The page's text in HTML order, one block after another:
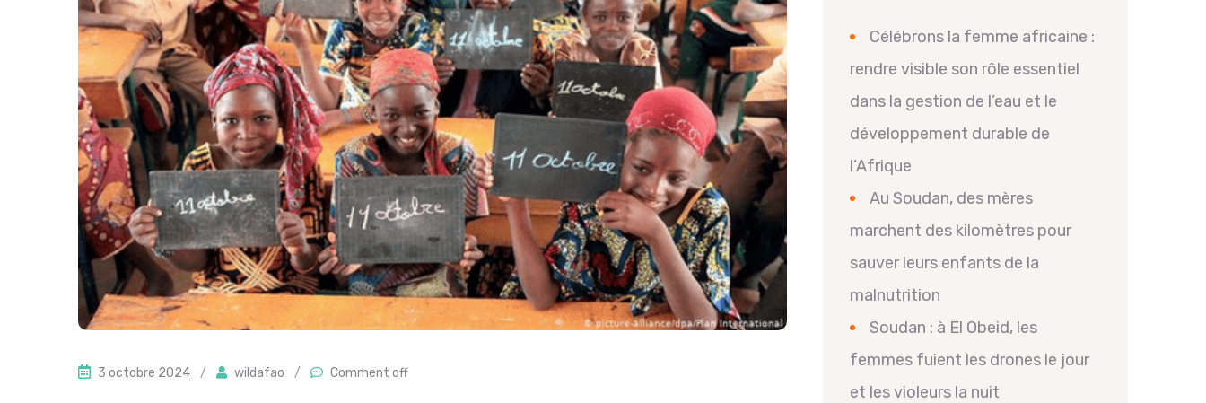
3 octobre 2024 / wildafao / Comment off
Célébrons la femme africaine :
rendre visible son rôle essentiel
dans la gestion de l’eau et le
développement durable de
l’Afrique
Au Soudan, des mères
marchent des kilomètres pour
sauver leurs enfants de la
malnutrition
Soudan : à El Obeid, les
femmes fuient les drones le jour
et les violeurs la nuit